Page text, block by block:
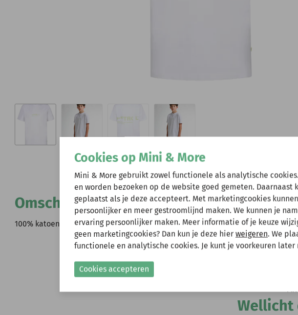
Omschrijving
100% katoen
Wellicht
Wij zijn er even tussenuit!
Natuurlijk kun je wel gewoon een bestelling
verzonden.
Gelieve hier rekening mee te houden bij
Shop nu!
Cookies op Mini & More
Mini & More gebruikt zowel functionele als analytische
en worden bezoeken op de website goed gemeten. Daarnaast
geplaatst als je deze accepteert. Met marketingcookies
persoonlijker en meer gestroomlijnd maken. We kunnen je
ervaring persoonlijker maken. Meer informatie of je keuze
geen marketingcookies? Dan kun je deze hier weigeren. We
functionele en analytische cookies. Je kunt je voorkeuren
Cookies accepteren